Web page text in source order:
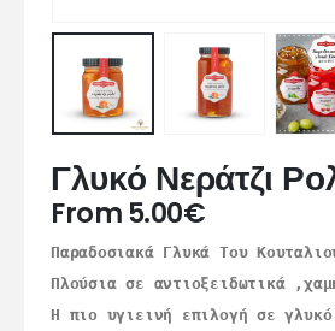
Γλυκό Νεράτζι
From5.00€
Παραδοσιακά Γλυκά Του
Πλούσια σε αντιοξειδωτικά
Η πιο υγιεινή επιλογή σε